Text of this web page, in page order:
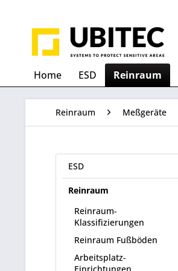
Home ESD Reinraum
Reinraum Meßgeräte
ESD
Reinraum
Reinraum-
Klassifizierungen
Reinraum Fußböden
Arbeitsplatz-